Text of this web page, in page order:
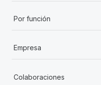
Por función
Empresa
Colaboraciones